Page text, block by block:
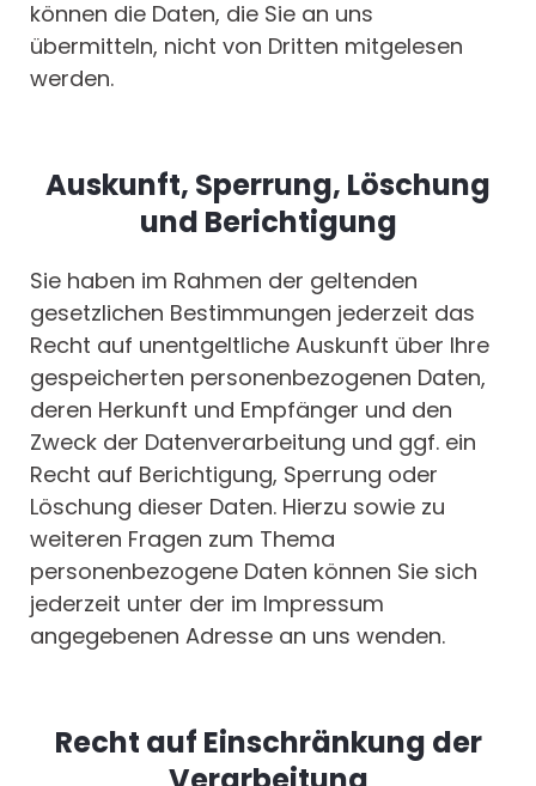
können die Daten, die Sie an uns
übermitteln, nicht von Dritten mitgelesen
werden.
Auskunft, Sperrung, Löschung
und Berichtigung
Sie haben im Rahmen der geltenden
gesetzlichen Bestimmungen jederzeit das
Recht auf unentgeltliche Auskunft über Ihre
gespeicherten personenbezogenen Daten,
deren Herkunft und Empfänger und den
Zweck der Datenverarbeitung und ggf. ein
Recht auf Berichtigung, Sperrung oder
Löschung dieser Daten. Hierzu sowie zu
weiteren Fragen zum Thema
personenbezogene Daten können Sie sich
jederzeit unter der im Impressum
angegebenen Adresse an uns wenden.
Recht auf Einschränkung der